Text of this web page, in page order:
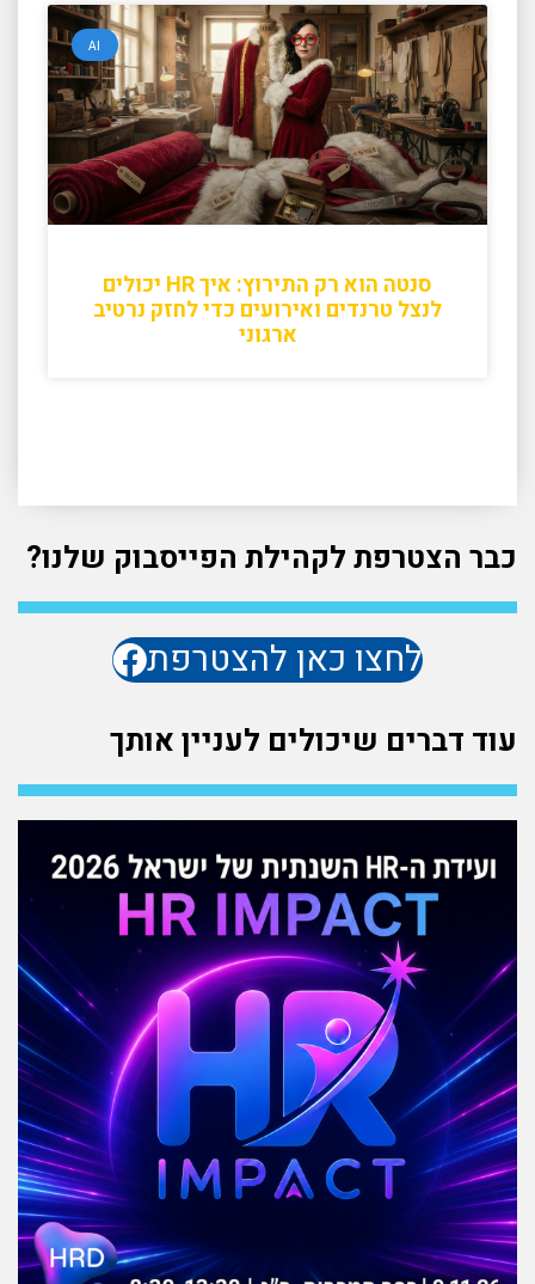
AI
סנטה הוא רק התירוץ: איך HR יכולים
לנצל טרנדים ואירועים כדי לחזק נרטיב
ארגוני
כבר הצטרפת לקהילת הפייסבוק שלנו?
לחצו כאן להצטרפת
עוד דברים שיכולים לעניין אותך